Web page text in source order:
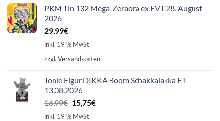
PKM Tin 132 Mega-Zeraora ex EVT 28. August
2026
29,99€
inkl. 19 % MwSt.
zzgl. Versandkosten
Tonie Figur DIKKA Boom Schakkalakka ET
13.08.2026
16,99€ Ursprünglicher
Preis
15,75€Aktueller
inkl. 19 % MwSt.